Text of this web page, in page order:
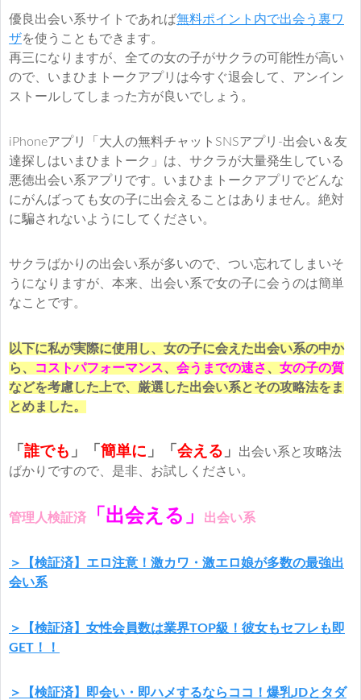
優良出会い系サイトであれば無料ポイント内で出会う裏ワ
ザを使うこともできます。
再三になりますが、全ての女の子がサクラの可能性が高い
ので、いまひまトークアプリは今すぐ退会して、アンイン
ストールしてしまった方が良いでしょう。
iPhoneアプリ「大人の無料チャットSNSアプリ-出会い＆友
達探しはいまひまトーク」は、サクラが大量発生している
悪徳出会い系アプリです。いまひまトークアプリでどんな
にがんばっても女の子に出会えることはありません。絶対
に騙されないようにしてください。
サクラばかりの出会い系が多いので、つい忘れてしまいそ
うになりますが、本来、出会い系で女の子に会うのは簡単
なことです。
以下に私が実際に使用し、女の子に会えた出会い系の中か
ら、
コストパフォーマンス、 会うまでの速さ、 女の子の質
などを考慮した上で、厳選した出会い系とその攻略法をま
とめました。
「 誰でも 」「 簡単に 」 「 会える 」
出会い系と攻略法
ばかりですので、是非、お試しください。
管理人検証済 「出会える」 出会い系
＞【検証済】エロ注意！激カワ・激エロ娘が多数の最強出
会い系
＞【検証済】女性会員数は業界TOP級！彼女もセフレも即
GET！！
＞【検証済】即会い・即ハメするならココ！爆乳JDとタダ